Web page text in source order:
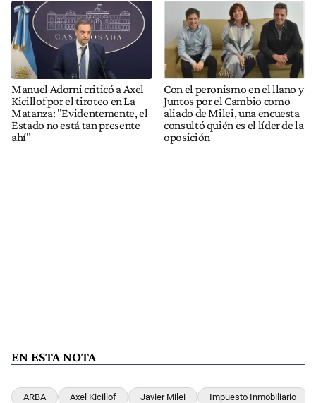
Manuel Adorni criticó a Axel
Kicillof por el tiroteo en La
Matanza: "Evidentemente, el
Estado no está tan presente
ahí"
Con el peronismo en el llano y
Juntos por el Cambio como
aliado de Milei, una encuesta
consultó quién es el líder de la
oposición
EN ESTA NOTA
ARBA Axel Kicillof Javier Milei Impuesto Inmobiliario